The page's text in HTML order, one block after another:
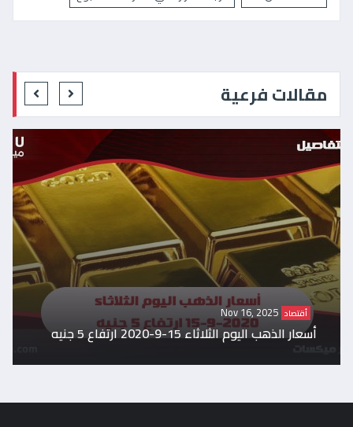
مقالات فرعية
أقتصاد Nov 16, 2025
أسعار الذهب اليوم الثلاثاء 15-9-2020 ارتفاع 5 جنيه